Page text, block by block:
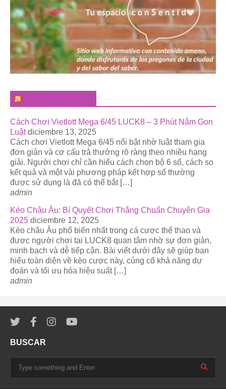
Cách Chơi Vietlott Mega 6/45 LUCK8 – 3 Phút Nắm Gọn
Luật diciembre 13, 2025
Cách chơi Vietlott Mega 6/45 nổi bật nhờ luật tham gia
đơn giản và cơ cấu trả thưởng rõ ràng theo nhiều hạng
giải. Người chơi chỉ cần hiểu cách chọn bộ 6 số, cách so
kết quả và một vài phương pháp kết hợp số thường
được sử dụng là đã có thể bắt […]
admin
Kèo Châu Âu: Bí Quyết Chơi Thắng Chuẩn Chuyên Gia
2025 diciembre 12, 2025
Kèo châu Âu phổ biến nhất trong cá cược thể thao và
được người chơi tại LUCK8 quan tâm nhờ sự đơn giản,
minh bạch và dễ tiếp cận. Bài viết dưới đây sẽ giúp bạn
hiểu toàn diện về kèo cược này, củng cố khả năng dự
đoán và tối ưu hóa hiệu suất […]
admin
BUSCAR